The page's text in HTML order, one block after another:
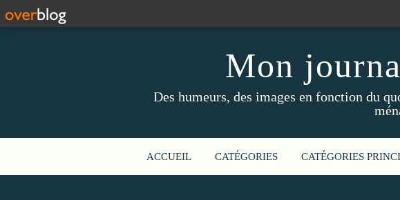
Mon
Des humeurs, des images en fonction du
ACCUEIL CATÉGORIES CATÉGORIES